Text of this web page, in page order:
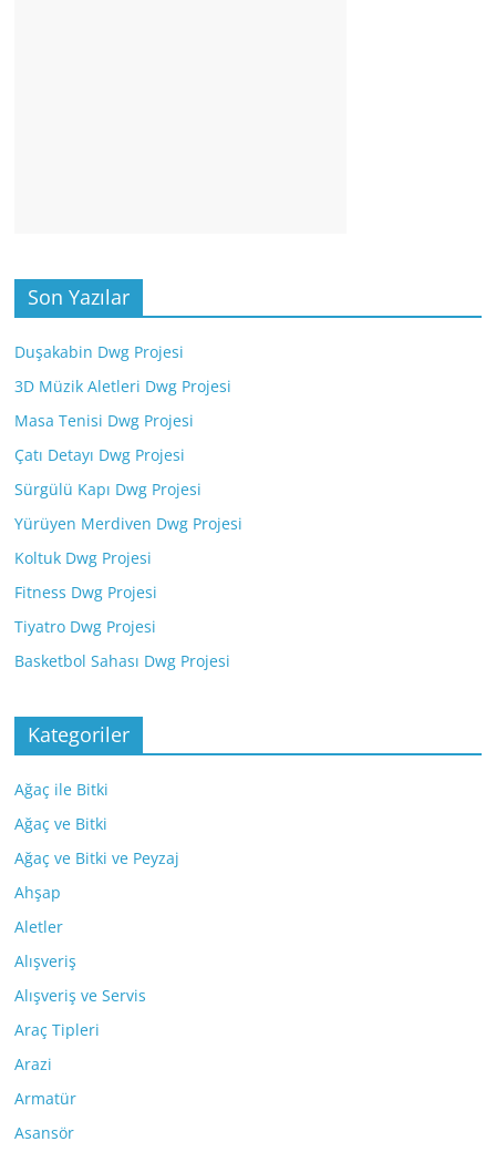
Son Yazılar
Duşakabin Dwg Projesi
3D Müzik Aletleri Dwg Projesi
Masa Tenisi Dwg Projesi
Çatı Detayı Dwg Projesi
Sürgülü Kapı Dwg Projesi
Yürüyen Merdiven Dwg Projesi
Koltuk Dwg Projesi
Fitness Dwg Projesi
Tiyatro Dwg Projesi
Basketbol Sahası Dwg Projesi
Kategoriler
Ağaç ile Bitki
Ağaç ve Bitki
Ağaç ve Bitki ve Peyzaj
Ahşap
Aletler
Alışveriş
Alışveriş ve Servis
Araç Tipleri
Arazi
Armatür
Asansör